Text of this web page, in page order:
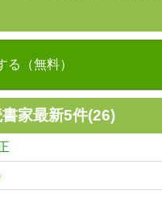
る（無料）
家最新5件(26)